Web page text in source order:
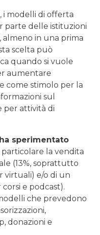
i modelli di offerta
parte delle istituzioni
in una prima
scelta può
quando si vuole
aumentare
come stimolo per la
sul
per attività di
sperimentato
particolare la vendita
(13%, soprattutto
virtuali) e/o di un
e podcast).
che prevedono
donazioni e